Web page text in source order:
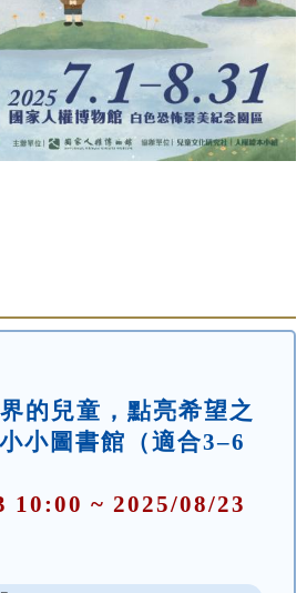
的兒童，點亮希望之
小圖書館（適合3–6
10:00 ~ 2025/08/23